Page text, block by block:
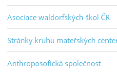
Asociace waldorfských škol ČR
Stránky kruhu mateřských
Anthroposofická společnost